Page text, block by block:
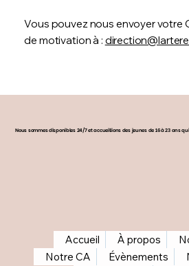
Vous pouvez nous envoyer votre
de motivation à :
Accueil À propos
Notre CA
Évènements
Nous sommes disponibles 24/7 et accueillions des jeunes de 16 à 23 ans